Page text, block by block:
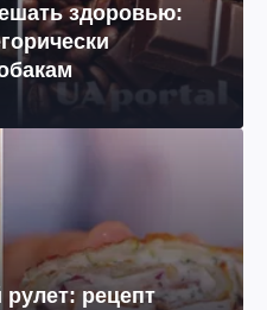
здоровью:
рецепт